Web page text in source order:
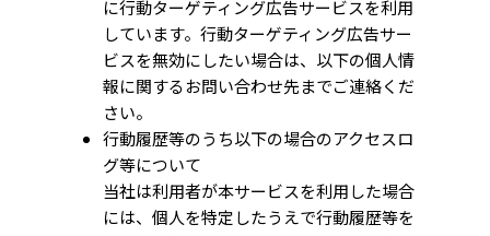
に行動ターゲティング広告サービスを利用
しています。行動ターゲティング広告サー
ビスを無効にしたい場合は、以下の個人情
報に関するお問い合わせ先までご連絡くだ
さい。
行動履歴等のうち以下の場合のアクセスロ
グ等について
当社は利用者が本サービスを利用した場合
には、個人を特定したうえで行動履歴等を